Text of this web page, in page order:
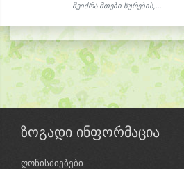
შეიძრა მთები სურების,...
ზოგადი ინფორმაცია
ღონისძიებები